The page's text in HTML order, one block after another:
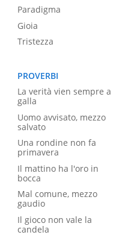
Paradigma
Gioia
Tristezza
PROVERBI
La verità vien sempre a
galla
Uomo avvisato, mezzo
salvato
Una rondine non fa
primavera
Il mattino ha l'oro in
bocca
Mal comune, mezzo
gaudio
Il gioco non vale la
candela